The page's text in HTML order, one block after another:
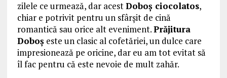
zilele ce urmează, dar acestDoboş ciocolatos,
chiar e potrivit pentru un sfârșit de cină
romantică sau orice alt eveniment.Prăjitura
Doboșeste un clasic al cofetăriei, un dulce care
impresionează pe oricine, dar eu am tot evitat să
îl fac pentru că este nevoie de mult zahăr.